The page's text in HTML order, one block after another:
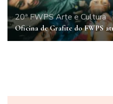
20ª FWPSArte e Cultura
Oficina de Grafite do FWPS